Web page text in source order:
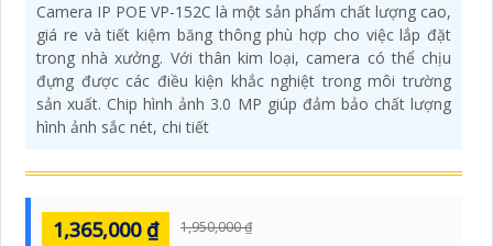
Camera IP POE VP-152C là một sản phẩm chất lượng cao,
giá re và tiết kiệm băng thông phù hợp cho việc lắp đặt
trong nhà xưởng. Với thân kim loại, camera có thể chịu
đựng được các điều kiện khắc nghiệt trong môi trường
sản xuất. Chip hình ảnh 3.0 MP giúp đảm bảo chất lượng
hình ảnh sắc nét, chi tiết
1,365,000 ₫ 1,950,000 ₫